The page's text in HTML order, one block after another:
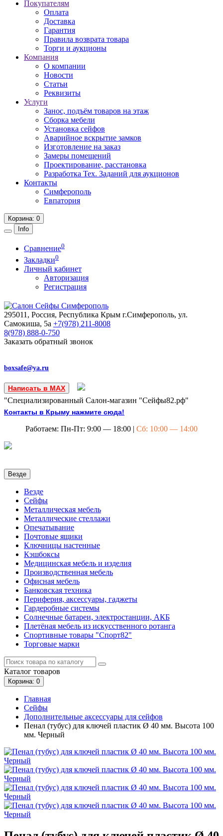
Покупателям
Оплата
Доставка
Гарантия
Правила возврата товара
Торги и аукционы
Компания
О компании
Новости
Статьи
Реквизиты
Услуги
Занос, подъём товаров на этаж
Сборка мебели
Установка сейфов
Аварийное вскрытие замков
Изготовление на заказ
Замеры помещений
Проектирование, расстановка
Разработка Тех. Заданий для аукционов
Контакты
Симферополь
Евпатория
Корзина: 0
Info
Сравнение0
Закладки0
Личный кабинет
Авторизация
Регистрация
295011, Россия, Республика Крым г.Симферополь, ул.
Самокиша, 5а +7(978) 211-8008
8(978) 888-0-750
Заказать обратный звонок
boxsafe@ya.ru
Написать в MAX
"Специализированный Салон-магазин "Сейфы82.рф"
Контакты в Крыму нажмите сюда!
Работаем: Пн-Пт: 9:00 — 18:00 | Сб: 10:00 — 14:00
Везде
Везде
Сейфы
Металлическая мебель
Металлические стеллажи
Опечатывание
Почтовые ящики
Ключницы настенные
Кэшбоксы
Медицинская мебель и изделия
Производственная мебель
Офисная мебель
Банковская техника
Периферия, аксессуары, гаджеты
Гардеробные системы
Солнечные батареи, электростанции, АКБ
Плетёная мебель из искусственного ротанга
Спортивные товары "Спорт82"
Торговые марки
Каталог товаров
Корзина: 0
Главная
Сейфы
Дополнительные аксессуары для сейфов
Пенал (тубус) для ключей пластик Ø 40 мм. Высота 100
мм. Черный